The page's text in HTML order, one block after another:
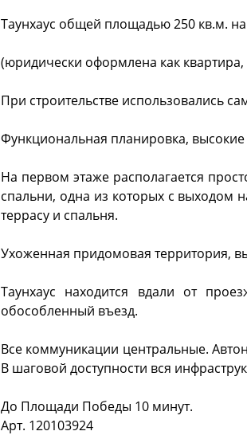
Таунхаус общей площадью 250 кв.м. на
(юридически оформлена как
При строительстве использовались
Функциональная планировка, высокие
На первом этаже располагается
спальни, одна из которых с выходом
террасу и спальня.
Ухоженная придомовая территория,
Таунхаус находится вдали от
обособленный въезд.
Все коммуникации центральные.
В шаговой доступности вся
До Площади Победы 10 минут.
Арт. 120103924